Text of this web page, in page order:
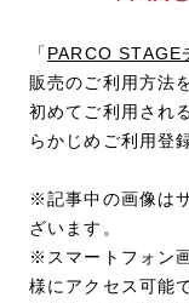
「 PARCO STAGE
販売のご利用方法
初めてご利用され
らかじめご利用登
※記事中の画像は
ざいます。
※スマートフォン
様にアクセス可能